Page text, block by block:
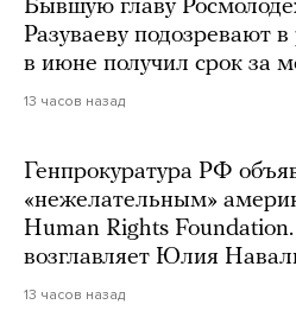
Бывшую главу
Разуваеву подозревают
в июне получил срок за
13 часов назад
Генпрокуратура РФ
«нежелательным»
Human Rights
возглавляет Юлия
13 часов назад